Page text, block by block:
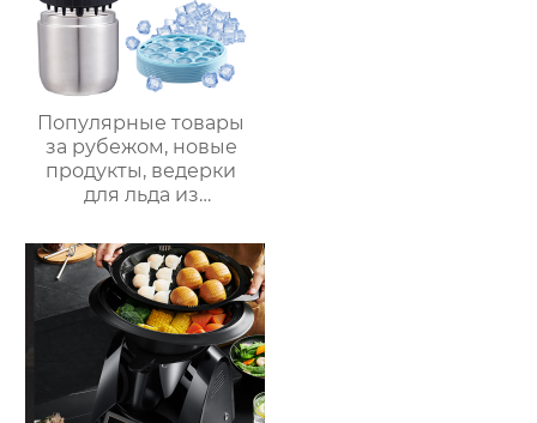
Популярные товары
за рубежом, новые
продукты, ведерки
для льда из
изоляционные
ведерки,
многослойное
приготовление льда,
быстрое
высвобождение,
бытовые
льдогенераторы